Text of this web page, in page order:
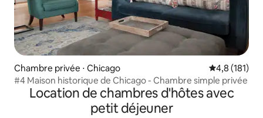
Chambre privée ⋅ Chicago Évaluation
4,8 (181)
#4 Maison historique de Chicago - Chambre simple privée
Location de chambres d'hôtes avec
petit déjeuner